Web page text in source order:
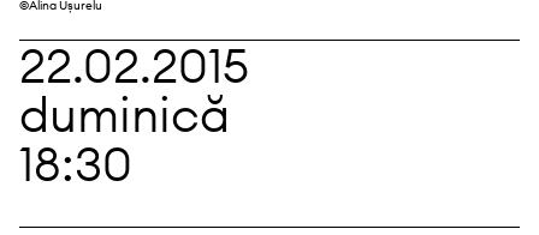
©Alina Ușurelu
22.02.2015
duminică
18:30